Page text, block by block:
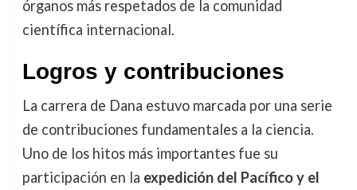
órganos más respetados de la comunidad
científica internacional.
Logros y contribuciones
La carrera de Dana estuvo marcada por una serie
de contribuciones fundamentales a la ciencia.
Uno de los hitos más importantes fue su
participación en la expedición del Pacífico y el